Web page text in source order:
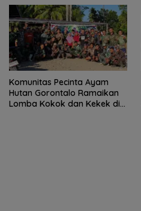
Komunitas Pecinta Ayam
Hutan Gorontalo Ramaikan
Lomba Kokok dan Kekek di